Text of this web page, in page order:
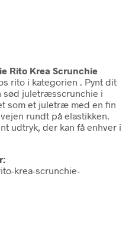
Rito Krea Scrunchie
rito i kategorien . Pynt dit
sød juletræsscrunchie i
som et juletræ med en fin
rundt på elastikken.
udtryk, der kan få enhver i
krea-scrunchie-